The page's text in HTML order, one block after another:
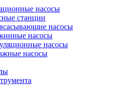
насосы
станции
насосы
насосы
насосы
насосы